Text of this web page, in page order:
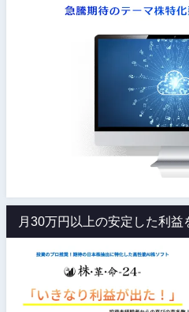
月30万円以上の安定した利益